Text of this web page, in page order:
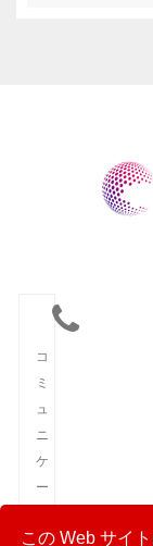
この Web サイ
コ
ミ
ュ
ニ
ケ
ー
ョ